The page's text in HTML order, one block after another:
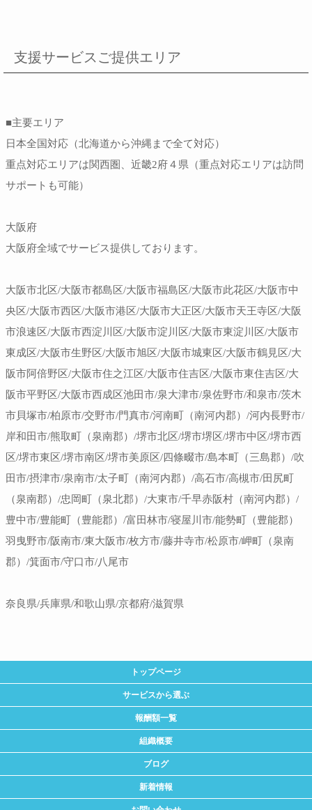
支援サービスご提供エリア
■主要エリア
日本全国対応（北海道から沖縄まで全て対応）
重点対応エリアは関西圏、近畿2府４県（重点対応エリアは訪問
サポートも可能）
大阪府
大阪府全域でサービス提供しております。
大阪市北区/大阪市都島区/大阪市福島区/大阪市此花区/大阪市中
央区/大阪市西区/大阪市港区/大阪市大正区/大阪市天王寺区/大阪
市浪速区/大阪市西淀川区/大阪市淀川区/大阪市東淀川区/大阪市
東成区/大阪市生野区/大阪市旭区/大阪市城東区/大阪市鶴見区/大
阪市阿倍野区/大阪市住之江区/大阪市住吉区/大阪市東住吉区/大
阪市平野区/大阪市西成区池田市/泉大津市/泉佐野市/和泉市/茨木
市貝塚市/柏原市/交野市/門真市/河南町（南河内郡）/河内長野市/
岸和田市/熊取町（泉南郡）/堺市北区/堺市堺区/堺市中区/堺市西
区/堺市東区/堺市南区/堺市美原区/四條畷市/島本町（三島郡）/吹
田市/摂津市/泉南市/太子町（南河内郡）/高石市/高槻市/田尻町
（泉南郡）/忠岡町（泉北郡）/大東市/千早赤阪村（南河内郡）/
豊中市/豊能町（豊能郡）/富田林市/寝屋川市/能勢町（豊能郡）
羽曳野市/阪南市/東大阪市/枚方市/藤井寺市/松原市/岬町（泉南
郡）/箕面市/守口市/八尾市
奈良県/兵庫県/和歌山県/京都府/滋賀県
トップページ
サービスから選ぶ
報酬額一覧
組織概要
ブログ
新着情報